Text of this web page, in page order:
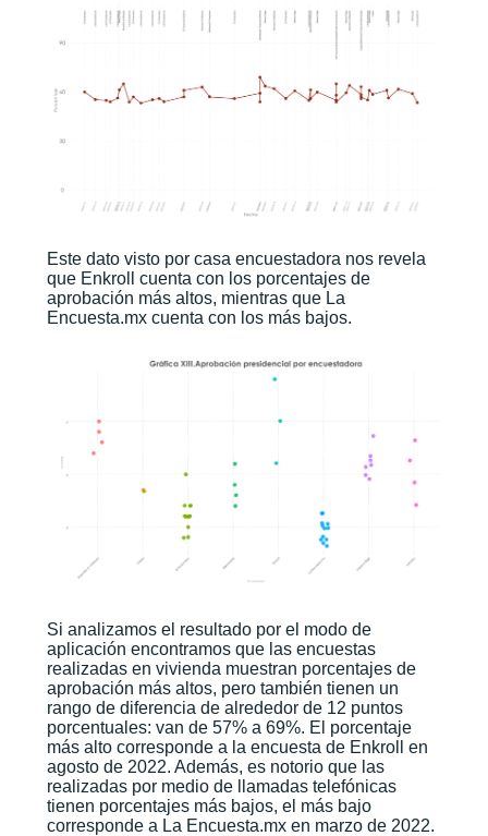
Este dato visto por casa encuestadora nos revela
que Enkroll cuenta con los porcentajes de
aprobación más altos, mientras que La
Encuesta.mx cuenta con los más bajos.
Si analizamos el resultado por el modo de
aplicación encontramos que las encuestas
realizadas en vivienda muestran porcentajes de
aprobación más altos, pero también tienen un
rango de diferencia de alrededor de 12 puntos
porcentuales: van de 57% a 69%. El porcentaje
más alto corresponde a la encuesta de Enkroll en
agosto de 2022. Además, es notorio que las
realizadas por medio de llamadas telefónicas
tienen porcentajes más bajos, el más bajo
corresponde a La Encuesta.mx en marzo de 2022.